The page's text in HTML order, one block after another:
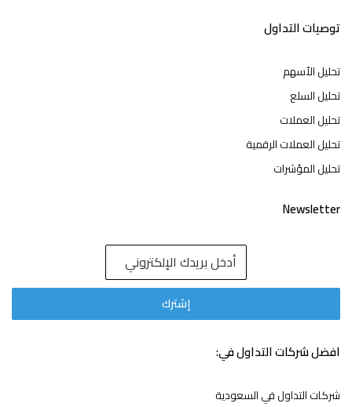
توصيات التداول
تحليل الأسهم
تحليل السلع
تحليل العملات
تحليل العملات الرقمية
تحليل المؤشرات
Newsletter
افضل شركات التداول في:
شركات التداول في السعودية